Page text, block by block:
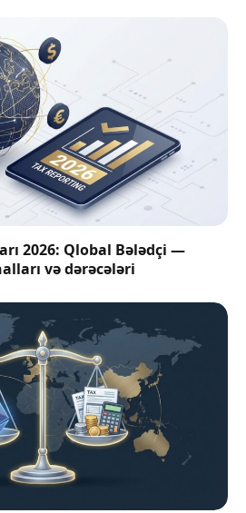
2026: Qlobal Bələdçi —
və dərəcələri